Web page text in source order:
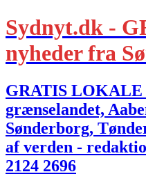
Sydnyt.dk -
nyheder fra
GRATIS LOKALE
grænselandet,
Sønderborg,
af verden -
2124 2696